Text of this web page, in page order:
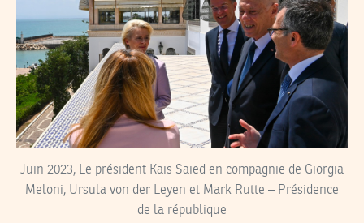
Juin 2023, Le président Kaïs Saïed en compagnie de Giorgia
Meloni, Ursula von der Leyen et Mark Rutte – Présidence
de la république